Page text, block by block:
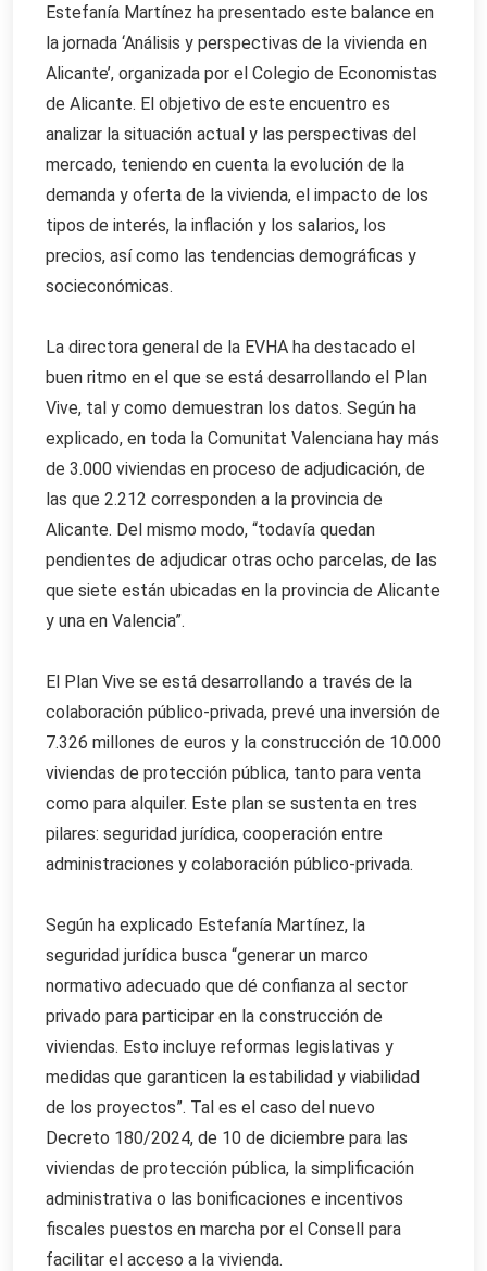
Estefanía Martínez ha presentado este balance en
la jornada ‘Análisis y perspectivas de la vivienda en
Alicante’, organizada por el Colegio de Economistas
de Alicante. El objetivo de este encuentro es
analizar la situación actual y las perspectivas del
mercado, teniendo en cuenta la evolución de la
demanda y oferta de la vivienda, el impacto de los
tipos de interés, la inflación y los salarios, los
precios, así como las tendencias demográficas y
socieconómicas.
La directora general de la EVHA ha destacado el
buen ritmo en el que se está desarrollando el Plan
Vive, tal y como demuestran los datos. Según ha
explicado, en toda la Comunitat Valenciana hay más
de 3.000 viviendas en proceso de adjudicación, de
las que 2.212 corresponden a la provincia de
Alicante. Del mismo modo, “todavía quedan
pendientes de adjudicar otras ocho parcelas, de las
que siete están ubicadas en la provincia de Alicante
y una en Valencia”.
El Plan Vive se está desarrollando a través de la
colaboración público-privada, prevé una inversión de
7.326 millones de euros y la construcción de 10.000
viviendas de protección pública, tanto para venta
como para alquiler. Este plan se sustenta en tres
pilares: seguridad jurídica, cooperación entre
administraciones y colaboración público-privada.
Según ha explicado Estefanía Martínez, la
seguridad jurídica busca “generar un marco
normativo adecuado que dé confianza al sector
privado para participar en la construcción de
viviendas. Esto incluye reformas legislativas y
medidas que garanticen la estabilidad y viabilidad
de los proyectos”. Tal es el caso del nuevo
Decreto 180/2024, de 10 de diciembre para las
viviendas de protección pública, la simplificación
administrativa o las bonificaciones e incentivos
fiscales puestos en marcha por el Consell para
facilitar el acceso a la vivienda.